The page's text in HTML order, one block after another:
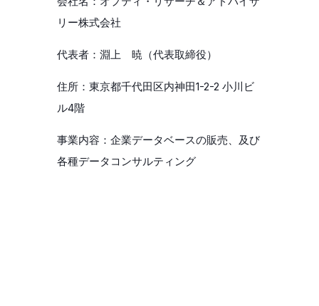
リー株式会社
代表者：淵上 暁（代表取締役）
住所：東京都千代田区内神田1-2-2 小川ビ
ル4階
事業内容：企業データベースの販売、及び
各種データコンサルティング